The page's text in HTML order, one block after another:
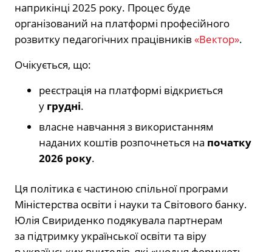
наприкінці 2025 року. Процес буде
організований на платформі професійного
розвитку педагогічних працівників «Вектор».
Очікується, що:
реєстрація на платформі відкриється
у грудні.
власне навчання з використанням
наданих коштів розпочнеться на початку
2026 року.
Ця політика є частиною спільної програми
Міністерства освіти і науки та Світового банку.
Юлія Свириденко подякувала партнерам
за підтримку української освіти та віру